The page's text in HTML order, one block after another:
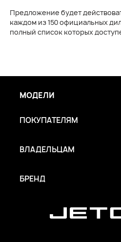
Предложение будет
каждом из 150 официальных
полный список которых
МОДЕЛИ
ПОКУПАТЕЛЯМ
ВЛАДЕЛЬЦАМ
БРЕНД